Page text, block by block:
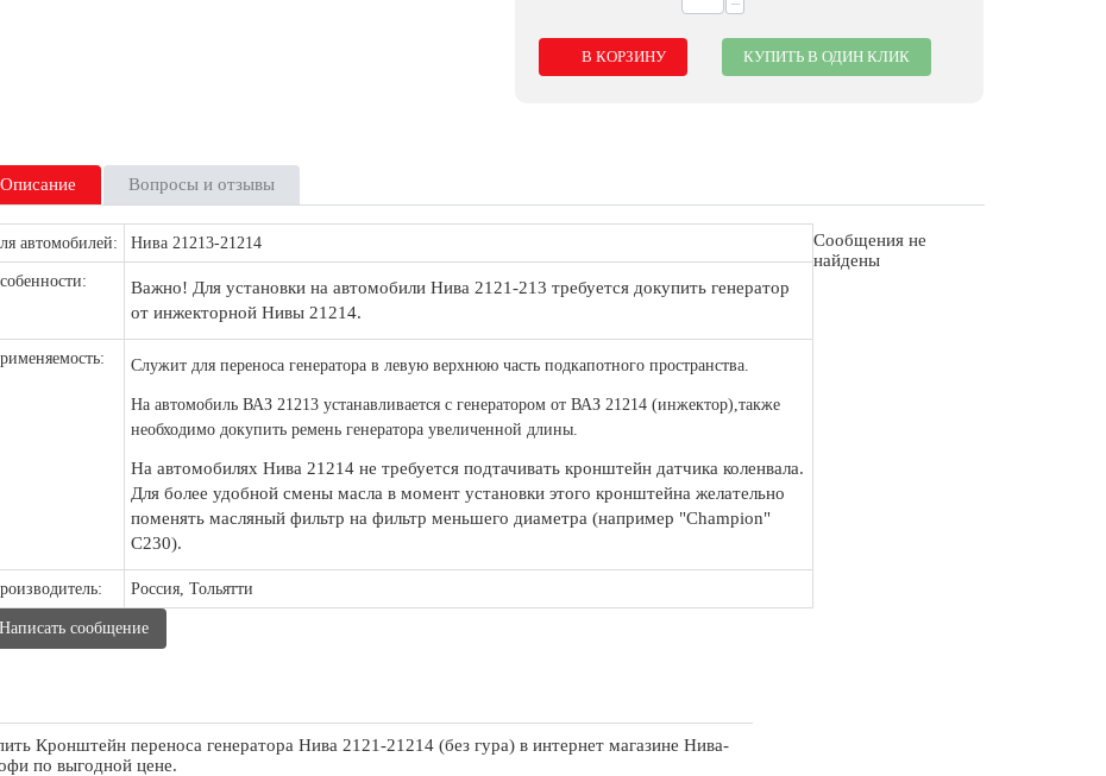
В КОРЗИНУ КУПИТЬ В ОДИН КЛИК
Описание Вопросы и отзывы
автомобилей: Нива 21213-21214
Важно! Для установки на автомобили Нива 2121-213 требуется докупить генератор
от инжекторной Нивы 21214.
Служит для переноса генератора в левую верхнюю часть подкапотного пространства.
На автомобиль ВАЗ 21213 устанавливается с генератором от ВАЗ 21214 (инжектор),также
необходимо докупить ремень генератора увеличенной длины.
На автомобилях Нива 21214 не требуется подтачивать кронштейн датчика коленвала.
Для более удобной смены масла в момент установки этого кронштейна желательно
поменять масляный фильтр на фильтр меньшего диаметра (например "Champion"
С230).
Россия, Тольятти
Сообщения не
найдены
Написать сообщение
Кронштейн переноса генератора Нива 2121-21214 (без гура) в интернет магазине Нива-
по выгодной цене.